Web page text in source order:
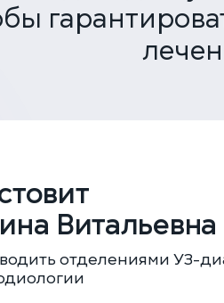
Витальевна
отделениями УЗ-
Закажите звонок, и мы перезвоним